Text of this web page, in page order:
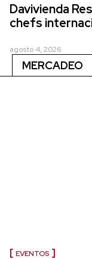
Davivienda
chefs
agosto 4, 2026
MERCADEO
EVENTOS